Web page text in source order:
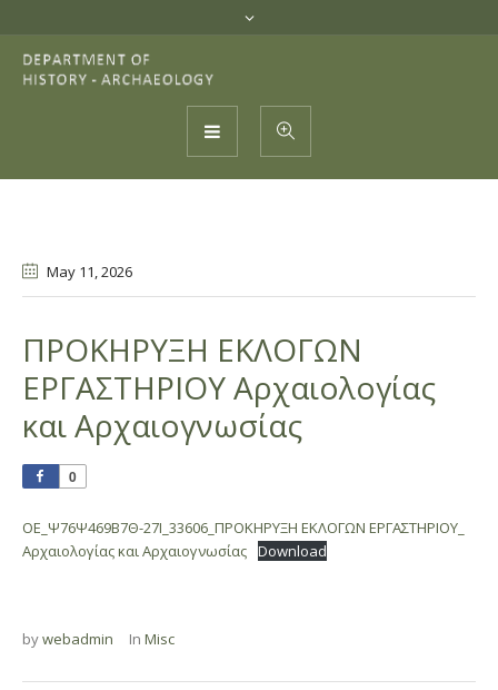
May 11, 2026
ΠΡΟΚΗΡΥΞΗ ΕΚΛΟΓΩΝ
ΕΡΓΑΣΤΗΡΙΟΥ Αρχαιολογίας
και Αρχαιογνωσίας
0
ΟΕ_Ψ76Ψ469Β7Θ-27Ι_33606_ΠΡΟΚΗΡΥΞΗ ΕΚΛΟΓΩΝ ΕΡΓΑΣΤΗΡΙΟΥ_
Αρχαιολογίας και Αρχαιογνωσίας Download
bywebadmin In Misc